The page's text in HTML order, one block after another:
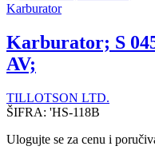
Karburator
Karburator; S
AV;
TILLOTSON LTD.
ŠIFRA: 'HS-118B
Ulogujte se za cenu i